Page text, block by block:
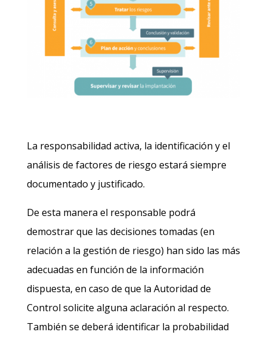
La responsabilidad activa, la identificación y el
análisis de factores de riesgo estará siempre
documentado y justificado.
De esta manera el responsable podrá
demostrar que las decisiones tomadas (en
relación a la gestión de riesgo) han sido las más
adecuadas en función de la información
dispuesta, en caso de que la Autoridad de
Control solicite alguna aclaración al respecto.
También se deberá identificar la probabilidad